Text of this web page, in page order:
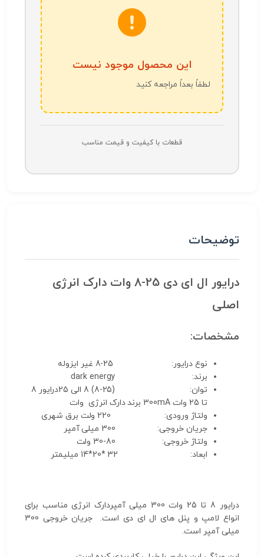
این محصول موجود نیست
لطفاً بعداً مراجعه کنید
قطعات با کیفیت و قیمت مناسب
توضیحات
درایور ال ای دی 25-8 وات دارک انرژی
اصلی
مشخصات:
نوع درایور: 25-8 غیر ایزوله
برند: dark energy
توان: (25-8) 8 الی 25درایور 8
تا 25 وات 300mA برند دارک انرژی وات
ولتاژ ورودی: 220 ولت برق شهری
جریان خروجی: 300 میلی آمپر
ولتاژ خروجی: 80-30 ولت
ابعاد: 32 *20*14 میلیمتر
درایور 8 تا 25 وات 300 میلی آمپردارک انرژی مناسب برای
انواع لامپ و پنل های ال ای دی است. جریان خروجی 300
میلی آمپر است.